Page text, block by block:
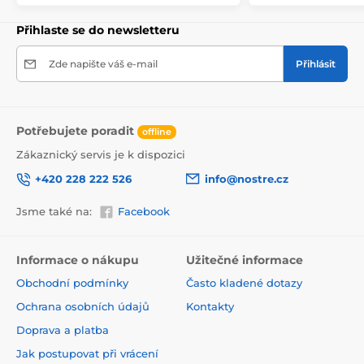
Použitá tisková metoda je ekologická, a proto jsou
přísné normy a mají VOC i GREENGUARD GOLD
certifikaci. Navíc jsou bez obsahu PVC a lepidlo je na
Přihlaste se do newsletteru
Zde napište váš e-mail Přihlásit
Potřebujete poradit offline
Zákaznický servis je k dispozici
+420 228 222 526
info@nostre.cz
Jsme také na: Facebook
Informace o nákupu
Obchodní podmínky
Ochrana osobních údajů
Doprava a platba
Jak postupovat při vrácení
Užitečné informace
Často kladené dotazy
Kontakty